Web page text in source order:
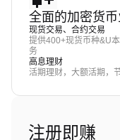
全面的加密货
现货交易、合约交易
提供400+现货币种&U
务
高息理财
活期理财，大额活期，
注册即赚